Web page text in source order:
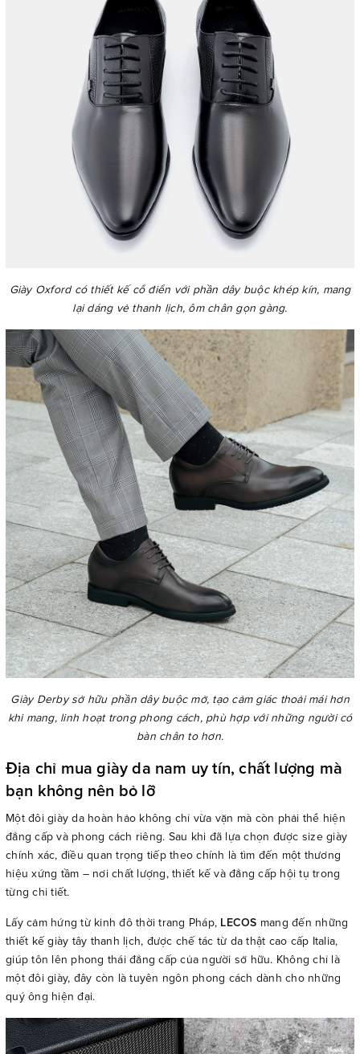
Giày Oxford có thiết kế cổ điển với phần dây buộc khép kín, mang
lại dáng vẻ thanh lịch, ôm chân gọn gàng.
Giày Derby sở hữu phần dây buộc mở, tạo cảm giác thoải mái hơn
khi mang, linh hoạt trong phong cách, phù hợp với những người có
bàn chân to hơn.
Địa chỉ mua giày da nam uy tín, chất lượng mà
bạn không nên bỏ lỡ
Một đôi giày da hoàn hảo không chỉ vừa vặn mà còn phải thể hiện
đẳng cấp và phong cách riêng. Sau khi đã lựa chọn được size giày
chính xác, điều quan trọng tiếp theo chính là tìm đến một thương
hiệu xứng tầm – nơi chất lượng, thiết kế và đẳng cấp hội tụ trong
từng chi tiết.
Lấy cảm hứng từ kinh đô thời trang Pháp, LECOS mang đến những
thiết kế giày tây thanh lịch, được chế tác từ da thật cao cấp Italia,
giúp tôn lên phong thái đẳng cấp của người sở hữu. Không chỉ là
một đôi giày, đây còn là tuyên ngôn phong cách dành cho những
quý ông hiện đại.